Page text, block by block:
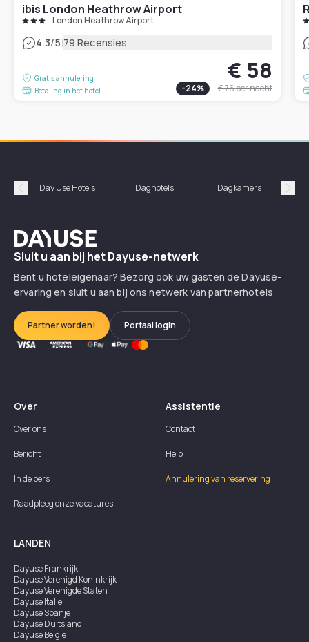
ibis London Heathrow Airport
London Heathrow Airport
4.3/5|79 Recensies
Gratis annulering
Betaling in het hotel
€ 58
-24% € 76per nacht
Précédent
Day Use Hotels Daghotels Dagkamers
Dayuse
Sluit u aan bij het Dayuse-netwerk
Bent u hoteleigenaar? Bezorg ook uw gasten de Dayuse-
ervaring en sluit u aan bij ons netwerk van partnerhotels
Partner worden! Portaal login
Over
Over ons
Bericht
In de pers
Raadpleeg onze vacatures
Assistentie
Contact
Help
Annulering van reservering
LANDEN
DayuseFrankrijk
DayuseVerenigd Koninkrijk
DayuseVerenigde Staten
DayuseItalië
DayuseSpanje
DayuseDuitsland
DayuseBelgië